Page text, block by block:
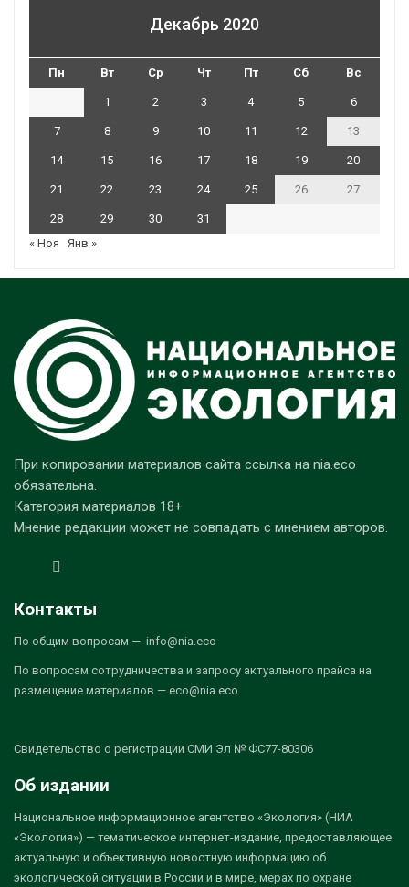
Декабрь 2020
Пн Вт Ср Чт Пт Сб Вс
1 2 3 4 5 6
7 8 9 10 11 12 13
14 15 16 17 18 19 20
21 22 23 24 25 26 27
28 29 30
31
« Ноя
Янв »
При копировании материалов сайта ссылка на nia.eco
обязательна.
Категория материалов 18+
Мнение редакции может не совпадать с мнением авторов.
Контакты
По общим вопросам — info@nia.eco
По вопросам сотрудничества и запросу актуального прайса на
размещение материалов — eco@nia.eco
Свидетельство о регистрации СМИ Эл № ФС77-80306
Об издании
Национальное информационное агентство «Экология» (НИА
«Экология») — тематическое интернет-издание, предоставляющее
актуальную и объективную новостную информацию об
экологической ситуации в России и в мире, мерах по охране